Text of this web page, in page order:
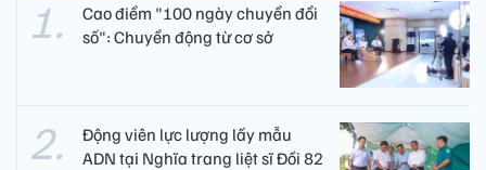
Cao điểm "100 ngày chuyển đổi
số": Chuyển động từ cơ sở
Động viên lực lượng lấy mẫu
ADN tại Nghĩa trang liệt sĩ Đồi 82​